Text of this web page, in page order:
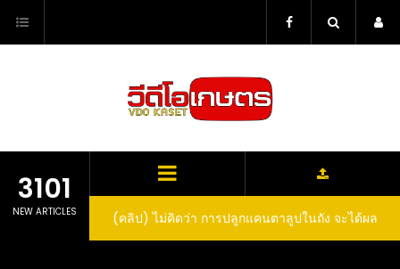
content
3101
NEW ARTICLES
(คลิป) ไม่คิดว่า การปลูกแคนตาลูปในถัง จะได้ผล
ลูกโตและหวานขนาดนี้ I didn’t expect that
(คลิป) วิธีทำไวน์สับปะรด Pineapple Wine